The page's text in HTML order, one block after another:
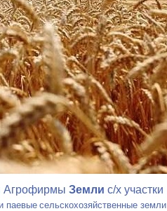
Агрофирмы Земли с/х участки
паевыесельскохозяйственные земли